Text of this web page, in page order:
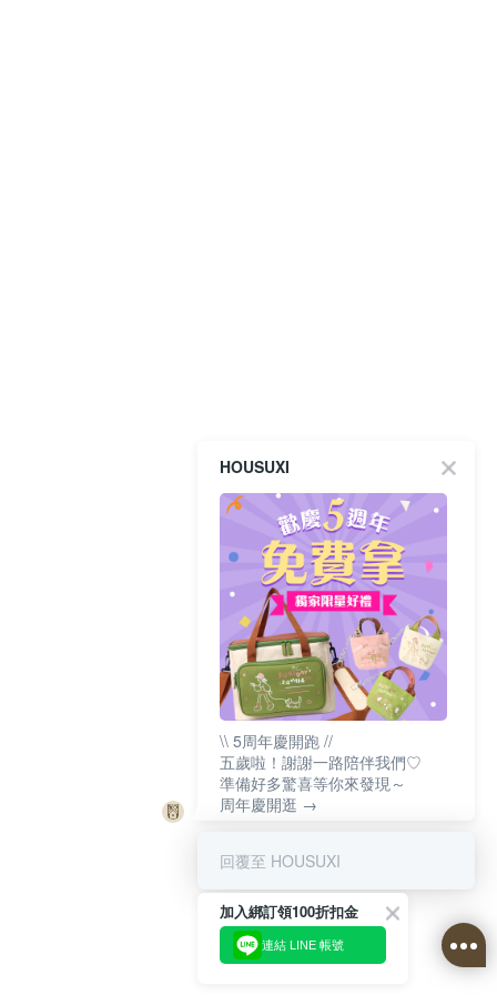
HOUSUXI
\\ 5周年慶開跑 //
五歲啦！謝謝一路陪伴我們♡
準備好多驚喜等你來發現～
周年慶開逛 →
回覆至 HOUSUXI
加入綁訂領100折扣金
連結 LINE 帳號